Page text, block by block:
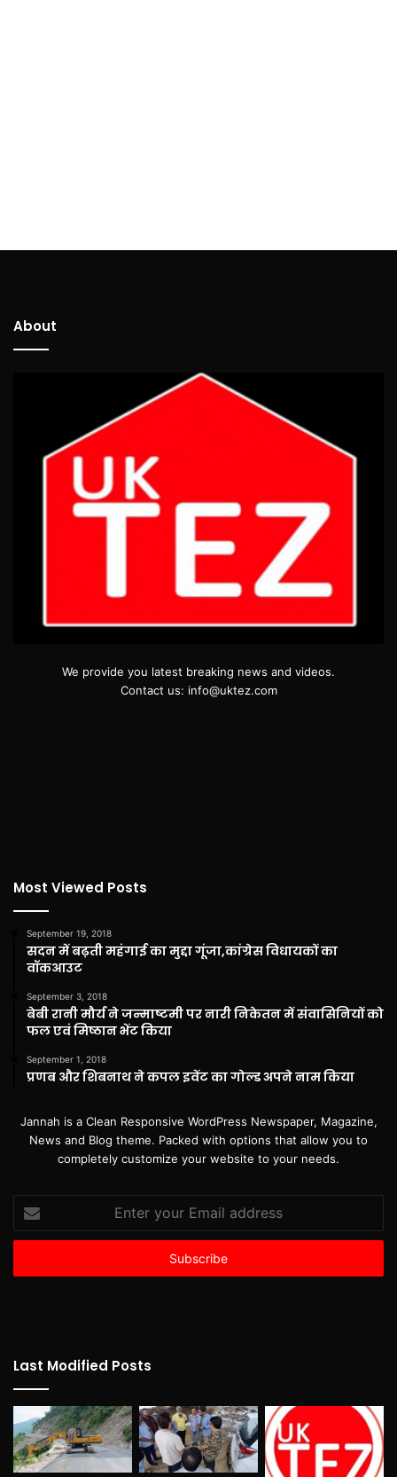
About
We provide you latest breaking news and videos.
Contact us: info@uktez.com
Most Viewed Posts
September 19, 2018
सदन में बढ़ती महंगाई का मुद्दा गूंजा,कांग्रेस विधायकों का
वॉकआउट
September 3, 2018
बेबी रानी मौर्य ने जन्माष्टमी पर नारी निकेतन में संवासिनियों को
फल एवं मिष्ठान भेंट किया
September 1, 2018
प्रणब और शिबनाथ ने कपल इवेंट का गोल्ड अपने नाम किया
Jannah is a Clean Responsive WordPress Newspaper, Magazine,
News and Blog theme. Packed with options that allow you to
completely customize your website to your needs.
Enter
your
Email
Last Modified Posts